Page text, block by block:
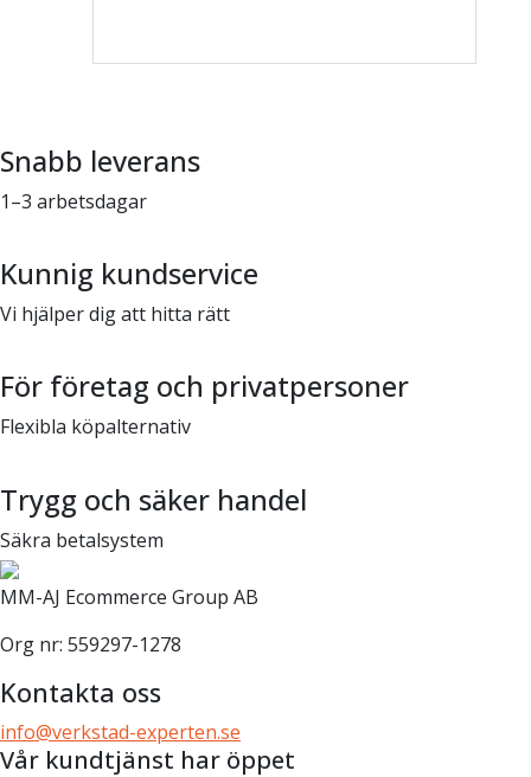
Snabb leverans
1–3 arbetsdagar
Kunnig kundservice
Vi hjälper dig att hitta rätt
För företag och privatpersoner
Flexibla köpalternativ
Trygg och säker handel
Säkra betalsystem
MM-AJ Ecommerce Group AB
Org nr: 559297-1278
Kontakta oss
info@verkstad-experten.se
Vår kundtjänst har öppet